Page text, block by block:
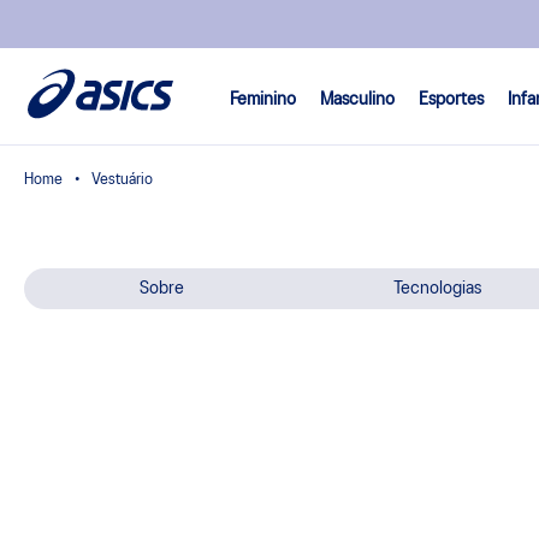
Feminino Masculino Esportes
Vestuário
Sobre Tecnologias